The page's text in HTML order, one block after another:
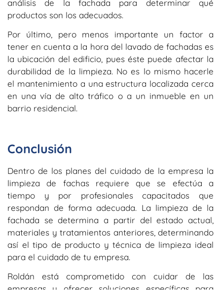
análisis de la fachada para determinar qué
productos son los adecuados.
Por último, pero menos importante un factor a
tener en cuenta a la hora del lavado de fachadas es
la ubicación del edificio, pues éste puede afectar la
durabilidad de la limpieza. No es lo mismo hacerle
el mantenimiento a una estructura localizada cerca
en una vía de alto tráfico o a un inmueble en un
barrio residencial.
Conclusión
Dentro de los planes del cuidado de la empresa la
limpieza de fachas requiere que se efectúa a
tiempo y por profesionales capacitados que
respondan de forma adecuada. La limpieza de la
fachada se determina a partir del estado actual,
materiales y tratamientos anteriores, determinando
así el tipo de producto y técnica de limpieza ideal
para el cuidado de tu empresa.
Roldán está comprometido con cuidar de las
empresas y ofrecer soluciones específicas para